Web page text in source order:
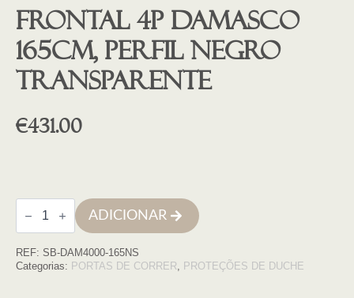
Frontal 4P Damasco
165cm, Perfil Negro
transparente
€431.00
Quantidade
de
Frontal
Damasco
165cm,
ADICIONAR
REF: SB-DAM4000-165NS
Categorias: PORTAS DE CORRER, PROTEÇÕES DE DUCHE